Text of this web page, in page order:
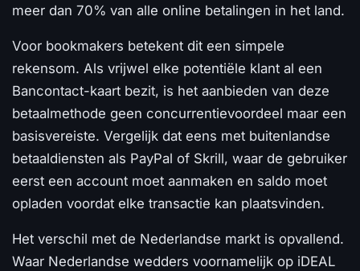
meer dan 70% van alle online betalingen in het land.
Voor bookmakers betekent dit een simpele
rekensom. Als vrijwel elke potentiële klant al een
Bancontact-kaart bezit, is het aanbieden van deze
betaalmethode geen concurrentievoordeel maar een
basisvereiste. Vergelijk dat eens met buitenlandse
betaaldiensten als PayPal of Skrill, waar de gebruiker
eerst een account moet aanmaken en saldo moet
opladen voordat elke transactie kan plaatsvinden.
Het verschil met de Nederlandse markt is opvallend.
Waar Nederlandse wedders voornamelijk op iDEAL